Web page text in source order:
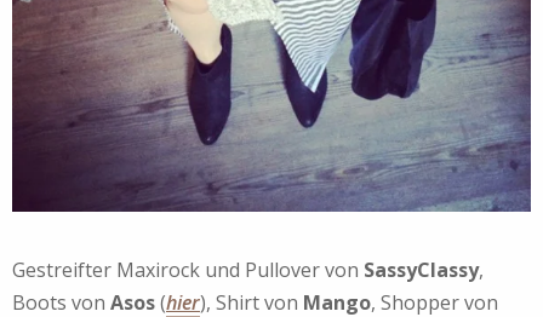
Gestreifter Maxirock und Pullover von SassyClassy,
Boots von Asos(hier), Shirt von Mango, Shopper von